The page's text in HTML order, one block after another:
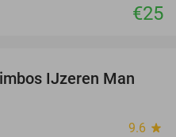
€25
29%
IJzeren Man
9.6 star